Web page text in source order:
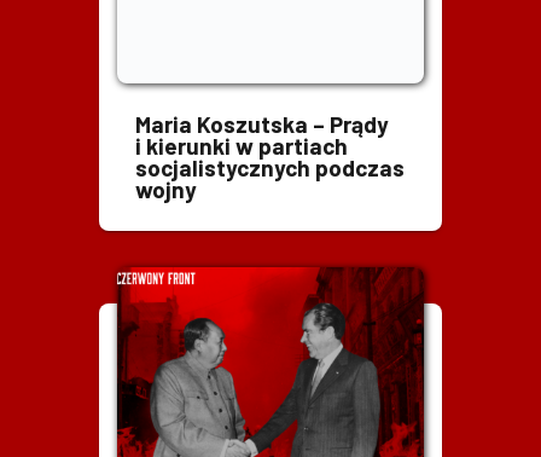
Maria Koszutska – Prądy
i kierunki w partiach
socjalistycznych podczas
wojny